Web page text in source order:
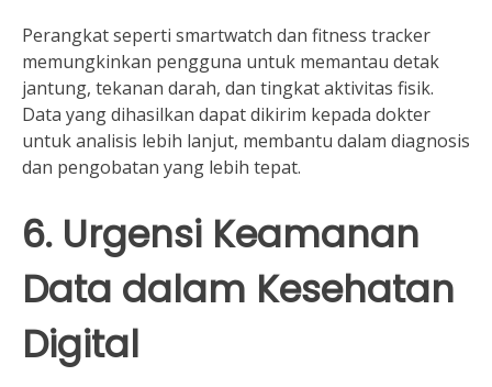
Perangkat seperti smartwatch dan fitness tracker
memungkinkan pengguna untuk memantau detak
jantung, tekanan darah, dan tingkat aktivitas fisik.
Data yang dihasilkan dapat dikirim kepada dokter
untuk analisis lebih lanjut, membantu dalam diagnosis
dan pengobatan yang lebih tepat.
6. Urgensi Keamanan
Data dalam Kesehatan
Digital